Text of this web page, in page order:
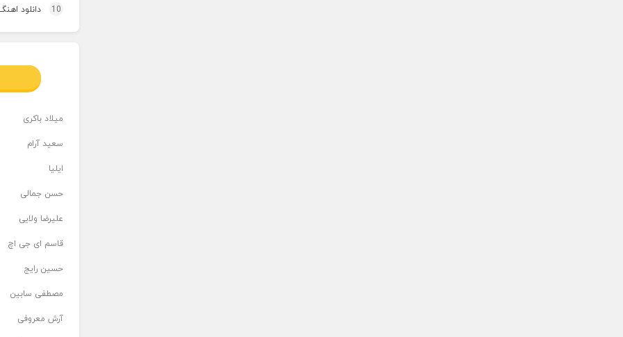
10 دانلود
میلاد باکری
سعید آرام
ایلیا
حسن جمالی
علیرضا ولایی
قاسم ای جی اچ
حسین رایج
مصطفی سابین
آرش معروفی